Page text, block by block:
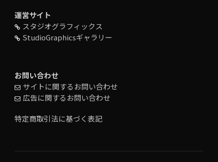
運営サイト
スタジオグラフィックス
StudioGraphicsギャラリー
お問い合わせ
サイトに関するお問い合わせ
広告に関するお問い合わせ
特定商取引法に基づく表記